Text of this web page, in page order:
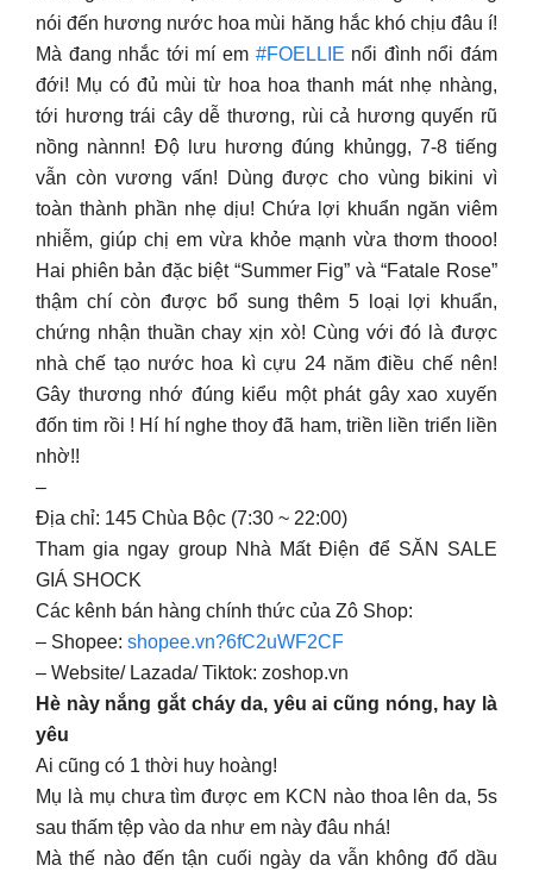
nói đến hương nước hoa mùi hăng hắc khó chịu đâu í!
Mà đang nhắc tới mí em #FOELLIE nổi đình nổi đám
đới! Mụ có đủ mùi từ hoa hoa thanh mát nhẹ nhàng,
tới hương trái cây dễ thương, rùi cả hương quyến rũ
nồng nànnn! Độ lưu hương đúng khủngg, 7-8 tiếng
vẫn còn vương vấn! Dùng được cho vùng bikini vì
toàn thành phần nhẹ dịu! Chứa lợi khuẩn ngăn viêm
nhiễm, giúp chị em vừa khỏe mạnh vừa thơm thooo!
Hai phiên bản đặc biệt “Summer Fig” và “Fatale Rose”
thậm chí còn được bổ sung thêm 5 loại lợi khuẩn,
chứng nhận thuần chay xịn xò! Cùng với đó là được
nhà chế tạo nước hoa kì cựu 24 năm điều chế nên!
Gây thương nhớ đúng kiểu một phát gây xao xuyến
đốn tim rồi ! Hí hí nghe thoy đã ham, triền liền triển liền
nhờ!!
–
Địa chỉ: 145 Chùa Bộc (7:30 ~ 22:00)
Tham gia ngay group Nhà Mất Điện để SĂN SALE
GIÁ SHOCK
Các kênh bán hàng chính thức của Zô Shop:
– Shopee: shopee.vn?6fC2uWF2CF
– Website/ Lazada/ Tiktok: zoshop.vn
Hè này nắng gắt cháy da, yêu ai cũng nóng, hay là
yêu
Ai cũng có 1 thời huy hoàng!
Mụ là mụ chưa tìm được em KCN nào thoa lên da, 5s
sau thấm tệp vào da như em này đâu nhá!
Mà thế nào đến tận cuối ngày da vẫn không đổ dầu